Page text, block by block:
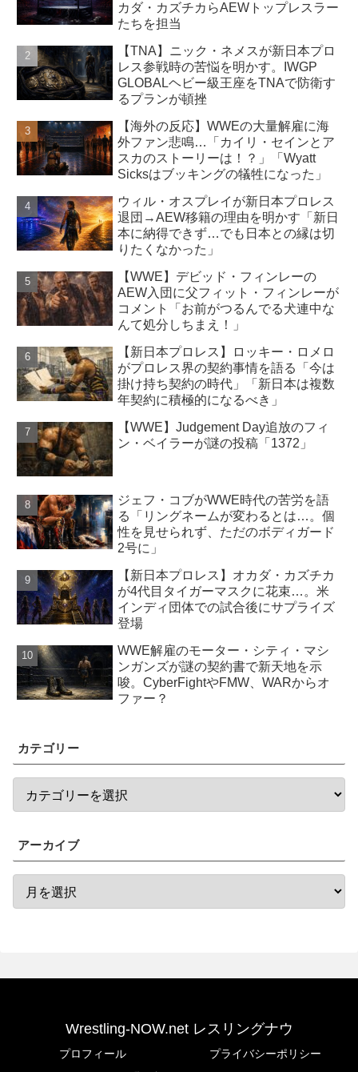
カダ・カズチカらAEWトップレスラー
たちを担当
【TNA】ニック・ネメスが新日本プロ
レス参戦時の苦悩を明かす。IWGP
GLOBALヘビー級王座をTNAで防衛す
るプランが頓挫
【海外の反応】WWEの大量解雇に海
外ファン悲鳴…「カイリ・セインとア
スカのストーリーは！？」「Wyatt
Sicksはブッキングの犠牲になった」
ウィル・オスプレイが新日本プロレス
退団→AEW移籍の理由を明かす「新日
本に納得できず…でも日本との縁は切
りたくなかった」
【WWE】デビッド・フィンレーの
AEW入団に父フィット・フィンレーが
コメント「お前がつるんでる犬連中な
んて処分しちまえ！」
【新日本プロレス】ロッキー・ロメロ
がプロレス界の契約事情を語る「今は
掛け持ち契約の時代」「新日本は複数
年契約に積極的になるべき」
【WWE】Judgement Day追放のフィ
ン・ベイラーが謎の投稿「1372」
ジェフ・コブがWWE時代の苦労を語
る「リングネームが変わるとは…。個
性を見せられず、ただのボディガード
2号に」
【新日本プロレス】オカダ・カズチカ
が4代目タイガーマスクに花束…。米
インディ団体での試合後にサプライズ
登場
WWE解雇のモーター・シティ・マシ
ンガンズが謎の契約書で新天地を示
唆。CyberFightやFMW、WARからオ
ファー？
カテゴリー
アーカイブ
Wrestling-NOW.net レスリングナウ
プロフィール
プライバシーポリシー